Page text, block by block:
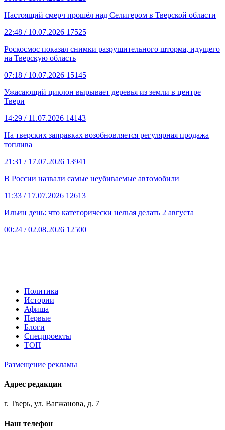
Настоящий смерч прошёл над Селигером в Тверской области
22:48 / 10.07.2026 17525
Роскосмос показал снимки разрушительного шторма, идущего
на Тверскую область
07:18 / 10.07.2026 15145
Ужасающий циклон вырывает деревья из земли в центре
Твери
14:29 / 11.07.2026 14143
На тверских заправках возобновляется регулярная продажа
топлива
21:31 / 17.07.2026 13941
В России назвали самые неубиваемые автомобили
11:33 / 17.07.2026 12613
Ильин день: что категорически нельзя делать 2 августа
00:24 / 02.08.2026 12500
Политика
Истории
Афиша
Первые
Блоги
Спецпроекты
ТОП
Размещение рекламы
Адрес редакции
г. Тверь, ул. Вагжанова, д. 7
Наш телефон